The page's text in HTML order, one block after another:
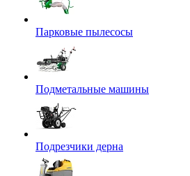
Парковые пылесосы
Подметальные машины
Подрезчики дерна